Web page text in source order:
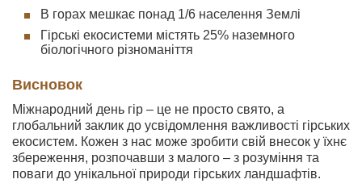
В горах мешкає понад 1/6 населення Землі
Гірські екосистеми містять 25% наземного
біологічного різноманіття
Висновок
Міжнародний день гір – це не просто свято, а
глобальний заклик до усвідомлення важливості гірських
екосистем. Кожен з нас може зробити свій внесок у їхнє
збереження, розпочавши з малого – з розуміння та
поваги до унікальної природи гірських ландшафтів.